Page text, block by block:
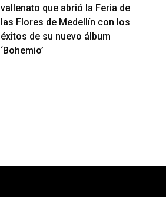
vallenato que abrió la Feria de
las Flores de Medellín con los
éxitos de su nuevo álbum
‘Bohemio’